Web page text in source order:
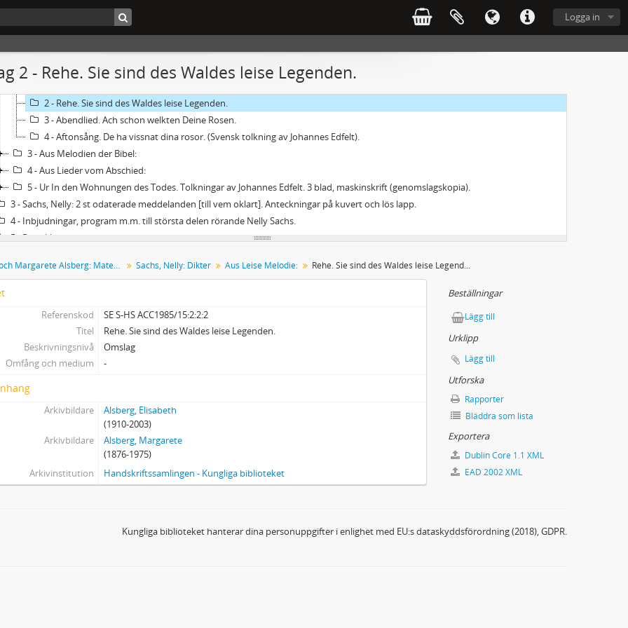
Logga in
2 - Rehe. Sie sind des Waldes leise Legenden.
2 - Sachs, Nelly: Dikter
1 - Omslag med akvarell av Nelly Sachs (blomstermotiv). Med dedikation på ett löst blad till Grete Alsberg: "Diese kleine Sommerblumenpinselei mögen Ihnen unsere innigsten Wünsche bringen. Ihre Li Sachs".
2 - Aus Leise Melodie:
1 - Inschrift auf die Urne meines Vaters. Wir müssen leiser, immer leiser werden.
2 - Rehe. Sie sind des Waldes leise Legenden.
3 - Abendlied. Ach schon welkten Deine Rosen.
4 - Aftonsång. De ha vissnat dina rosor. (Svensk tolkning av Johannes Edfelt).
3 - Aus Melodien der Bibel:
4 - Aus Lieder vom Abschied:
5 - Ur In den Wohnungen des Todes. Tolkningar av Johannes Edfelt. 3 blad, maskinskrift (genomslagskopia).
3 - Sachs, Nelly: 2 st odaterade meddelanden [till vem oklart]. Anteckningar på kuvert och lös lapp.
4 - Inbjudningar, program m.m. till största delen rörande Nelly Sachs.
5 - Pressklipp
Elisabeth och Margarete Alsberg: Material rörande Nelly Sachs Sachs, Nelly: Dikter Aus Leise Melodie: Rehe. Sie sind des Waldes leise Legenden.
Referenskod
SE S-HS ACC1985/15:2:2:2
Titel
Rehe. Sie sind des Waldes leise Legenden.
Beskrivningsnivå
Omslag
Omfång och medium
-
Arkivbildare
Alsberg, Elisabeth
(1910-2003)
Arkivbildare
Alsberg, Margarete
(1876-1975)
Arkivinstitution
Handskriftssamlingen - Kungliga biblioteket
Beställningar
Lägg till
Urklipp
Lägg till
Utforska
Rapporter
Bläddra som lista
Exportera
Dublin Core 1.1 XML
EAD 2002 XML
Kungliga biblioteket hanterar dina personuppgifter i enlighet med EU:s dataskyddsförordning (2018), GDPR.